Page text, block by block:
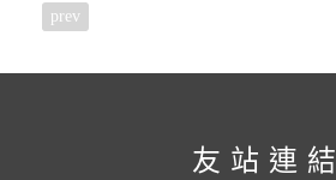
prev
友站連結